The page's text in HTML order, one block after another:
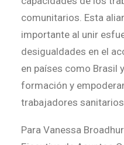
comunitarios. Esta
importante al unir
desigualdades en el
en países como Brasil
formación y
trabajadores
Para Vanessa